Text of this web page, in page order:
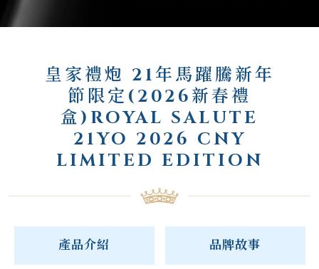
皇家禮炮 21年馬躍騰新年
節限定(2026新春禮
盒)ROYAL SALUTE
21YO 2026 CNY
LIMITED EDITION
產品介紹 品牌故事